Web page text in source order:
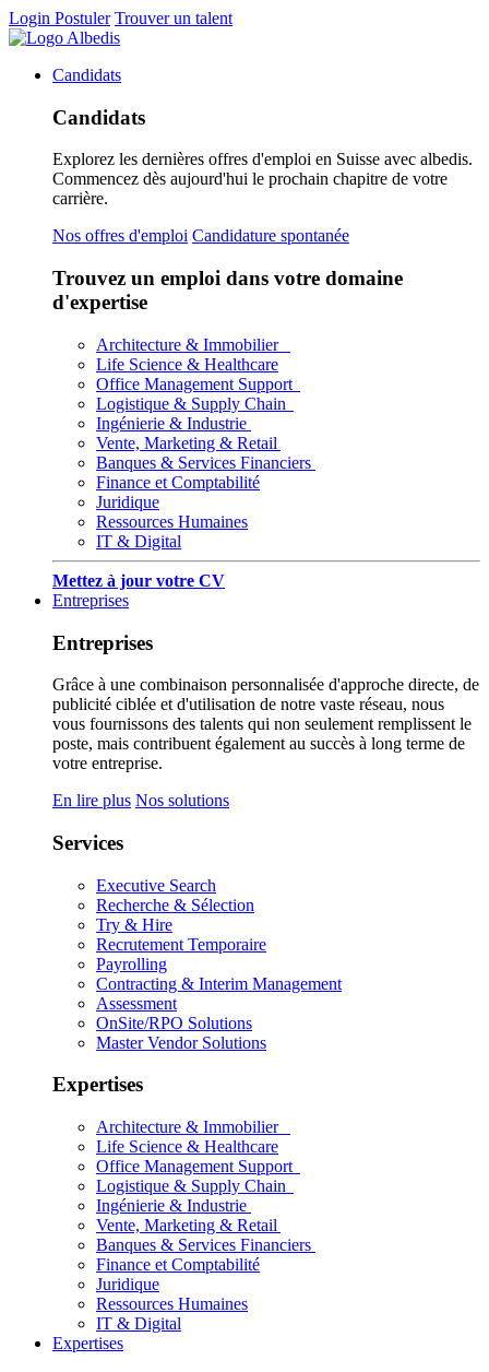
Login Postuler Trouver un talent
Candidats
Candidats
Explorez les dernières offres d'emploi en Suisse avec albedis.
Commencez dès aujourd'hui le prochain chapitre de votre
carrière.
Nos offres d'emploi Candidature spontanée
Trouvez un emploi dans votre domaine
d'expertise
Architecture & Immobilier
Life Science & Healthcare
Office Management Support
Logistique & Supply Chain
Ingénierie & Industrie
Vente, Marketing & Retail
Banques & Services Financiers
Finance et Comptabilité
Juridique
Ressources Humaines
IT & Digital
Mettez à jour votre CV
Entreprises
Entreprises
Grâce à une combinaison personnalisée d'approche directe, de
publicité ciblée et d'utilisation de notre vaste réseau, nous
vous fournissons des talents qui non seulement remplissent le
poste, mais contribuent également au succès à long terme de
votre entreprise.
En lire plus Nos solutions
Services
Executive Search
Recherche & Sélection
Try & Hire
Recrutement Temporaire
Payrolling
Contracting & Interim Management
Assessment
OnSite/RPO Solutions
Master Vendor Solutions
Expertises
Architecture & Immobilier
Life Science & Healthcare
Office Management Support
Logistique & Supply Chain
Ingénierie & Industrie
Vente, Marketing & Retail
Banques & Services Financiers
Finance et Comptabilité
Juridique
Ressources Humaines
IT & Digital
Expertises